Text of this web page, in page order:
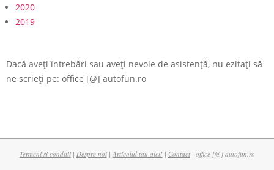
2020
2019
Dacă aveți întrebări sau aveți nevoie de asistență, nu ezitați să
ne scrieți pe: office [@] autofun.ro
Termeni si conditii| Despre noi| Articolul tau aici!| Contact| office [@] autofun.ro